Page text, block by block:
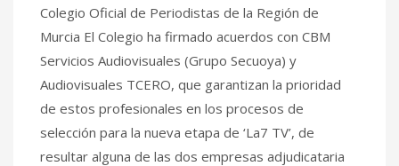
Colegio Oficial de Periodistas de la Región de
Murcia El Colegio ha firmado acuerdos con CBM
Servicios Audiovisuales (Grupo Secuoya) y
Audiovisuales TCERO, que garantizan la prioridad
de estos profesionales en los procesos de
selección para la nueva etapa de ‘La7 TV’, de
resultar alguna de las dos empresas adjudicataria